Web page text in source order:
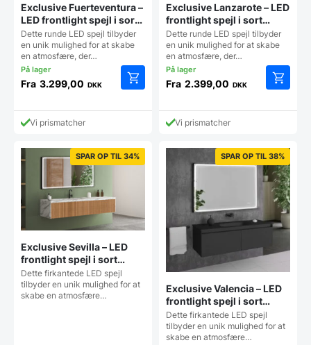
Exclusive Fuerteventura –
LED frontlight spejl i sort
ramme med touch,
antidug, justerbar
lysstyrke og farvetone –
Flere størrelser
Dette runde LED spejl tilbyder
en unik mulighed for at skabe
en atmosfære, der…
Fra 3.299,00 DKK
vare
varianter.
Mulighederne
kan
Vi prismatcher
Exclusive Lanzarote – LED
frontlight spejl i sort
ramme – Flere størrelser
Dette runde LED spejl tilbyder
en unik mulighed for at skabe
en atmosfære, der…
Fra 2.399,00 DKK
vare
kan
vælges
på
Vi prismatcher
SPAR OP TIL 34%
Exclusive Sevilla – LED
frontlight spejl i sort
ramme med touch – Flere
størrelser
Dette firkantede LED spejl
tilbyder en unik mulighed for at
skabe en atmosfære…
SPAR OP TIL 38%
Exclusive Valencia – LED
frontlight spejl i sort
ramme med touch,
antidug, justerbar
lysstyrke og farvetone –
Dette firkantede LED spejl
tilbyder en unik mulighed for at
skabe en atmosfære…